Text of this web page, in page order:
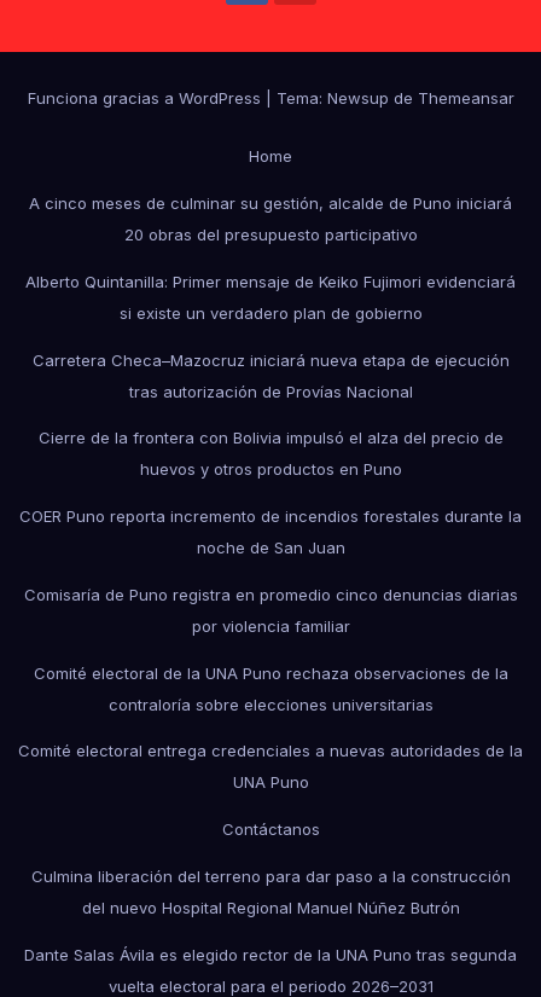
Funciona gracias a WordPress Tema: Newsup de Themeansar
Home
A cinco meses de culminar su gestión, alcalde de Puno iniciará
20 obras del presupuesto participativo
Alberto Quintanilla: Primer mensaje de Keiko Fujimori evidenciará
si existe un verdadero plan de gobierno
Carretera Checa–Mazocruz iniciará nueva etapa de ejecución
tras autorización de Provías Nacional
Cierre de la frontera con Bolivia impulsó el alza del precio de
huevos y otros productos en Puno
COER Puno reporta incremento de incendios forestales durante la
noche de San Juan
Comisaría de Puno registra en promedio cinco denuncias diarias
por violencia familiar
Comité electoral de la UNA Puno rechaza observaciones de la
contraloría sobre elecciones universitarias
Comité electoral entrega credenciales a nuevas autoridades de la
UNA Puno
Contáctanos
Culmina liberación del terreno para dar paso a la construcción
del nuevo Hospital Regional Manuel Núñez Butrón
Dante Salas Ávila es elegido rector de la UNA Puno tras segunda
vuelta electoral para el periodo 2026–2031